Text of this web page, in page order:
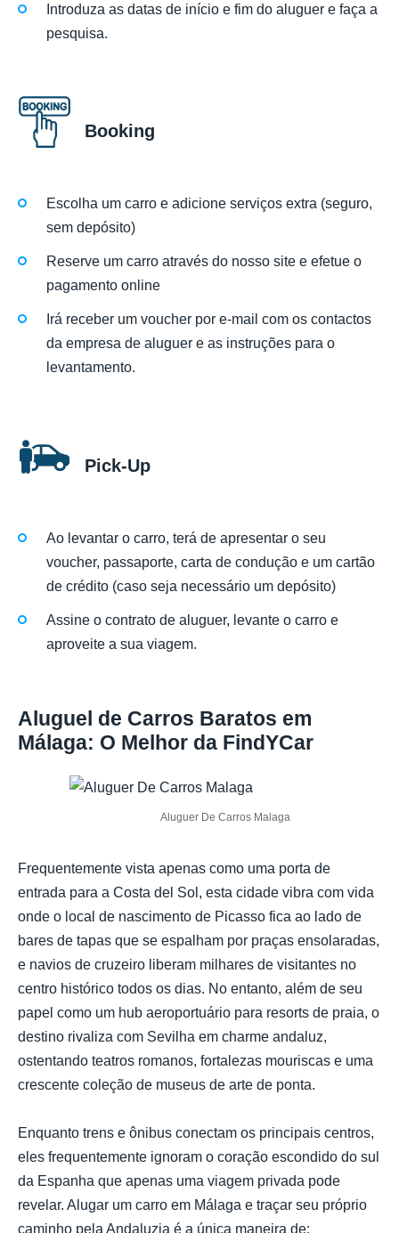
Introduza as datas de início e fim do aluguer e faça a
pesquisa.
Booking
Escolha um carro e adicione serviços extra (seguro,
sem depósito)
Reserve um carro através do nosso site e efetue o
pagamento online
Irá receber um voucher por e-mail com os contactos
da empresa de aluguer e as instruções para o
levantamento.
Pick-Up
Ao levantar o carro, terá de apresentar o seu
voucher, passaporte, carta de condução e um cartão
de crédito (caso seja necessário um depósito)
Assine o contrato de aluguer, levante o carro e
aproveite a sua viagem.
Aluguel de Carros Baratos em
Málaga: O Melhor da FindYCar
Aluguer De Carros Malaga
Frequentemente vista apenas como uma porta de
entrada para a Costa del Sol, esta cidade vibra com vida
onde o local de nascimento de Picasso fica ao lado de
bares de tapas que se espalham por praças ensolaradas,
e navios de cruzeiro liberam milhares de visitantes no
centro histórico todos os dias. No entanto, além de seu
papel como um hub aeroportuário para resorts de praia, o
destino rivaliza com Sevilha em charme andaluz,
ostentando teatros romanos, fortalezas mouriscas e uma
crescente coleção de museus de arte de ponta.
Enquanto trens e ônibus conectam os principais centros,
eles frequentemente ignoram o coração escondido do sul
da Espanha que apenas uma viagem privada pode
revelar. Alugar um carro em Málaga e traçar seu próprio
caminho pela Andaluzia é a única maneira de: